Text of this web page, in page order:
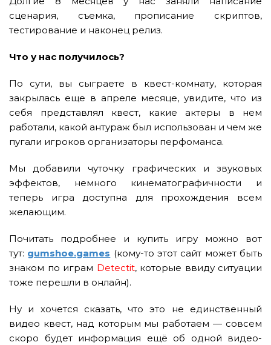
сценария, съемка, прописание скриптов,
тестирование и наконец релиз.
Что у нас получилось?
По сути, вы сыграете в квест-комнату, которая
закрылась еще в апреле месяце, увидите, что из
себя представлял квест, какие актеры в нем
работали, какой антураж был использован и чем же
пугали игроков организаторы перфоманса.
Мы добавили чуточку графических и звуковых
эффектов, немного кинематографичности и
теперь игра доступна для прохождения всем
желающим.
Почитать подробнее и купить игру можно вот
тут: gumshoe.games (кому-то этот сайт может быть
знаком по играм Detectit, которые ввиду ситуации
тоже перешли в онлайн).
Ну и хочется сказать, что это не единственный
видео квест, над которым мы работаем — совсем
скоро будет информация ещё об одной видео-